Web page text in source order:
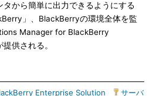
タから簡単に出力できるようにする
」、BlackBerryの環境全体を監
Manager for BlackBerry
供される。
Enterprise Solution
サーバ